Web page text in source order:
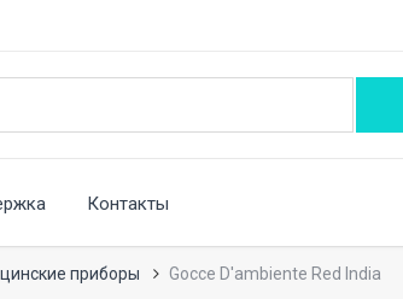
Контакты
приборы Gocce D'ambiente Red India